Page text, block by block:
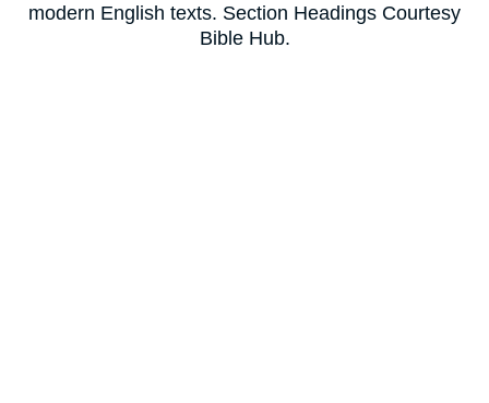
modern English texts. Section Headings Courtesy
Bible Hub.